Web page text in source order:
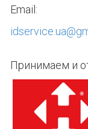
Email:
Принимаем и